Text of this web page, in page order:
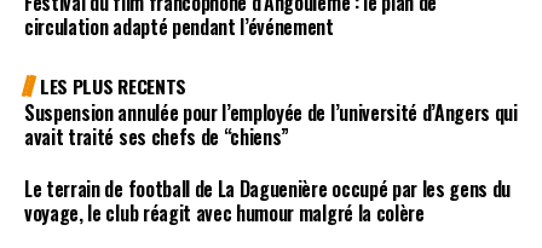
circulation adapté pendant l’événement
LES PLUS RECENTS
Suspension annulée pour l’employée de l’université d’Angers qui
avait traité ses chefs de “chiens”
Le terrain de football de La Daguenière occupé par les gens du
voyage, le club réagit avec humour malgré la colère